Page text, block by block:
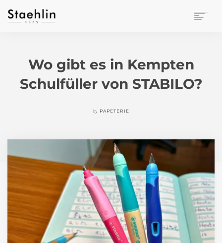
BÜROWELT
LEASING
Wo gibt es in Kempten
Schulfüller von STABILO?
by PAPETERIE